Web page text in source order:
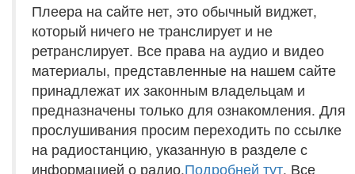
Плеера на сайте нет, это обычный виджет,
который ничего не транслирует и не
ретранслирует. Все права на аудио и видео
материалы, представленные на нашем сайте
принадлежат их законным владельцам и
предназначены только для ознакомления. Для
прослушивания просим переходить по ссылке
на радиостанцию, указанную в разделе с
информацией о радио.Подробней тут. Все